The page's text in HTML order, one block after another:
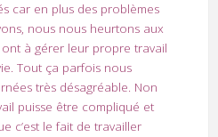
car en plus des problèmes
nous nous heurtons aux
ont à gérer leur propre travail
Tout ça parfois nous
très désagréable. Non
puisse être compliqué et
c’est le fait de travailler